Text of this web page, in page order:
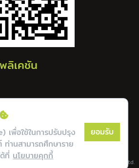
เพื่อใช้ในการปรับปรุง
ท่านสามารถศึกษาราย
ด้ที่นโยบายคุกกี้
ยอมรับ
ลิเคชัน
Reserverd. | Powered by Bookdose Co., Ltd.